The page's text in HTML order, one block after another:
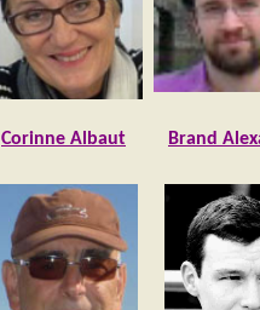
Corinne Albaut Brand